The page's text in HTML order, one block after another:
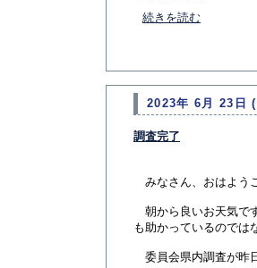
続きを読む
2023年 6月 23日
調査完了
みなさん、おはよう
朝から良いお天気で
も助かっているのでは
委員会県内調査が昨